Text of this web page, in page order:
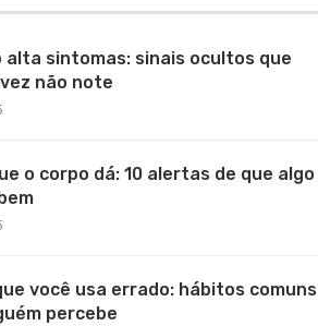
alta sintomas: sinais ocultos que
não note
o corpo dá: 10 alertas de que algo
você usa errado: hábitos comuns
percebe